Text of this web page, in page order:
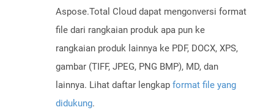
Aspose.Total Cloud dapat mengonversi format
file dari rangkaian produk apa pun ke
rangkaian produk lainnya ke PDF, DOCX, XPS,
gambar (TIFF, JPEG, PNG BMP), MD, dan
lainnya. Lihat daftar lengkap format file yang
didukung.